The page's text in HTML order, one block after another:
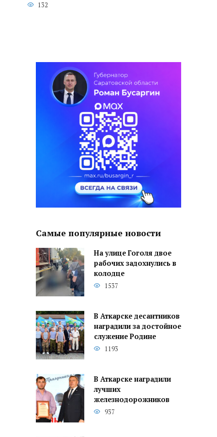
132
Самые популярные новости
На улице Гоголя двое
рабочих задохнулись в
колодце
1537
В Аткарске десантников
наградили за достойное
служение Родине
1193
В Аткарске наградили
лучших
железнодорожников
937